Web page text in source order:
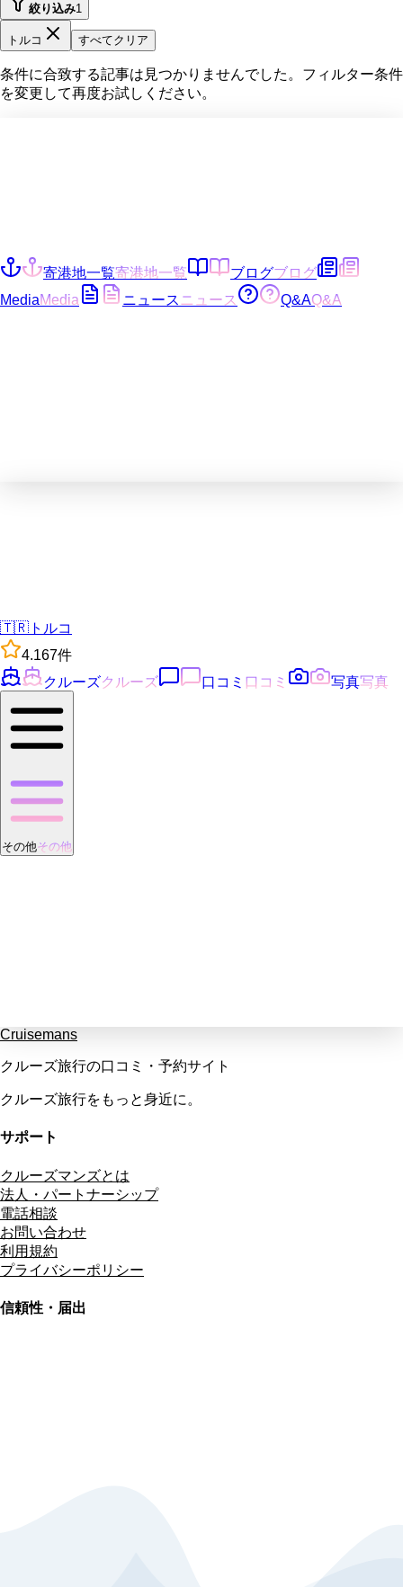
絞り込み1
トルコ すべてクリア
条件に合致する記事は見つかりませんでした。フィルター条件
を変更して再度お試しください。
寄港地一覧寄港地一覧 ブログブログ
MediaMedia ニュース ニュース Q&AQ&A
🇹🇷 トルコ
4.167件
クルーズクルーズ 口コミ 口コミ 写真写真
その他その他
Cruisemans
クルーズ旅行の口コミ・予約サイト
クルーズ旅行をもっと身近に。
サポート
クルーズマンズとは
法人・パートナーシップ
電話相談
お問い合わせ
利用規約
プライバシーポリシー
信頼性・届出